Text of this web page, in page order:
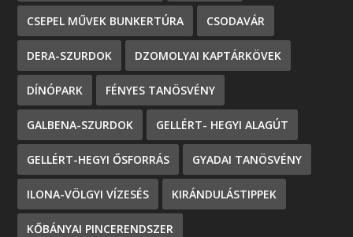
CSEPEL MŰVEK BUNKERTÚRA CSODAVÁR
DERA-SZURDOK DZOMOLYAI KAPTÁRKÖVEK
DÍNÓPARK FÉNYES TANÖSVÉNY
GALBENA-SZURDOK GELLÉRT- HEGYI ALAGÚT
GELLÉRT-HEGYI ŐSFORRÁS GYADAI TANÖSVÉNY
ILONA-VÖLGYI VÍZESÉS KIRÁNDULÁSTIPPEK
KŐBÁNYAI PINCERENDSZER